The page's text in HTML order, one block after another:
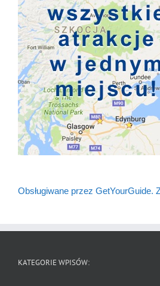
Obsługiwane przez GetYourGuide.